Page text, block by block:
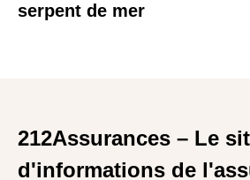
serpent de mer
212Assurances – Le
d'informations de